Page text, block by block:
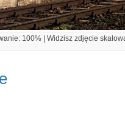
100% | Widzisz zdjęcie